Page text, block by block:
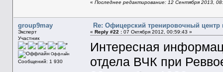
« Последнее редактирование: 12 Сентября 2013,
group9may
Эксперт
Участник
Оффлайн
Сообщений: 1 930
Re: Офицерский тренировочный центр
« Reply #22 :07 Октября 2012, 00:59:43 »
Интересная
отдела ВЧК при